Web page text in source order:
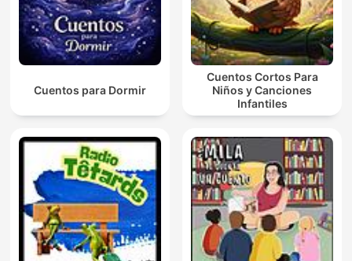
Cuentos para Dormir
Cuentos Cortos Para
Niños y Canciones
Infantiles